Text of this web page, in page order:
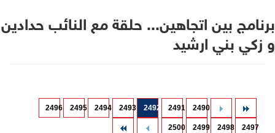
برنامج بين اتجاهين... حلقة مع النائب حدادين
و زكي بني ارشيد
2490
2491
2492
2493
2494
2495
2496
2497
2498
2499
2500